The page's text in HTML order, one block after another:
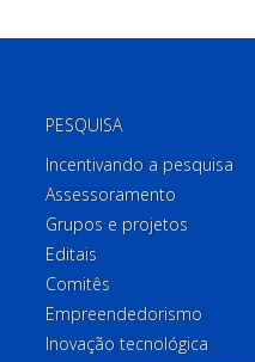
PESQUISA
Incentivando a pesquisa
Assessoramento
Grupos e projetos
Editais
Comitês
Empreendedorismo
Inovação tecnológica